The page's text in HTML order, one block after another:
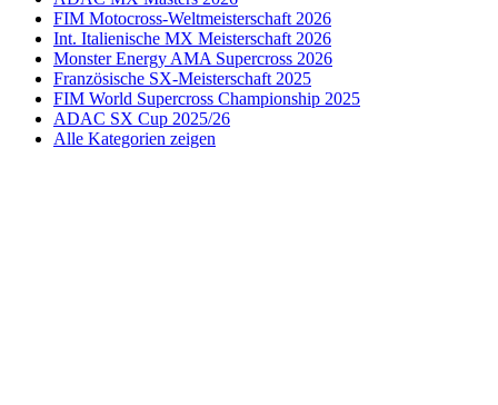
FIM Motocross-Weltmeisterschaft 2026
Int. Italienische MX Meisterschaft 2026
Monster Energy AMA Supercross 2026
Französische SX-Meisterschaft 2025
FIM World Supercross Championship 2025
ADAC SX Cup 2025/26
Alle Kategorien zeigen